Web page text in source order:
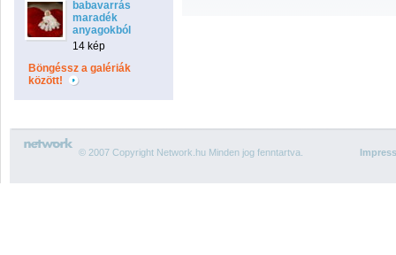
babavarrás
maradék
anyagokból
14 kép
Böngéssz a galériák
között!
© 2007 Copyright Network.hu Minden jog fenntartva.